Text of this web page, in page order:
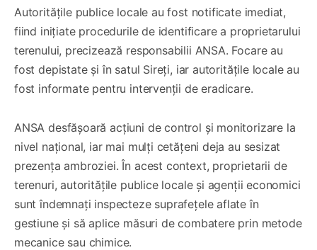
Autoritățile publice locale au fost notificate imediat,
fiind inițiate procedurile de identificare a proprietarului
terenului, precizează responsabilii ANSA. Focare au
fost depistate și în satul Sireți, iar autoritățile locale au
fost informate pentru intervenții de eradicare.
ANSA desfășoară acțiuni de control și monitorizare la
nivel național, iar mai mulți cetățeni deja au sesizat
prezența ambroziei. În acest context, proprietarii de
terenuri, autoritățile publice locale și agenții economici
sunt îndemnați inspecteze suprafețele aflate în
gestiune și să aplice măsuri de combatere prin metode
mecanice sau chimice.